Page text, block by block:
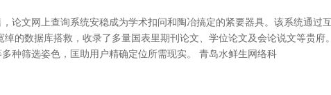
论文网上查询系统安稳成为学术扣问和陶冶搞定的紧要器具。该系统通过
的数据库搭救，收录了多量国表里期刊论文、学位论文及会论说文等贵府
种筛选姿色，匡助用户精确定位所需现实。 青岛水鲜生网络科